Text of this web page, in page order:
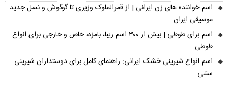
اسم خواننده های زن ایرانی | از قمرالملوک وزیری تا گوگوش و نسل جدید
موسیقی ایران
اسم برای طوطی | بیش از ۳۰۰ اسم زیبا، بامزه، خاص و خارجی برای انواع
طوطی
اسم انواع شیرینی خشک ایرانی: راهنمای کامل برای دوستداران شیرینی
سنتی